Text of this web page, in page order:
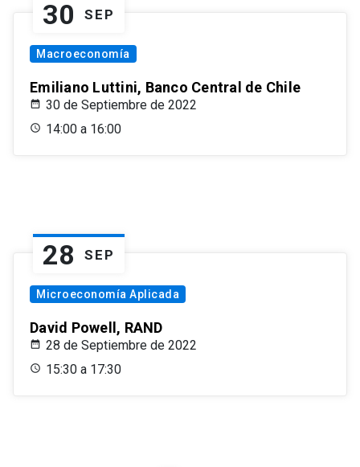
30 SEP
Macroeconomía
Emiliano Luttini, Banco Central de Chile
30 de Septiembre de 2022
14:00 a 16:00
28 SEP
Microeconomía Aplicada
David Powell, RAND
28 de Septiembre de 2022
15:30 a 17:30